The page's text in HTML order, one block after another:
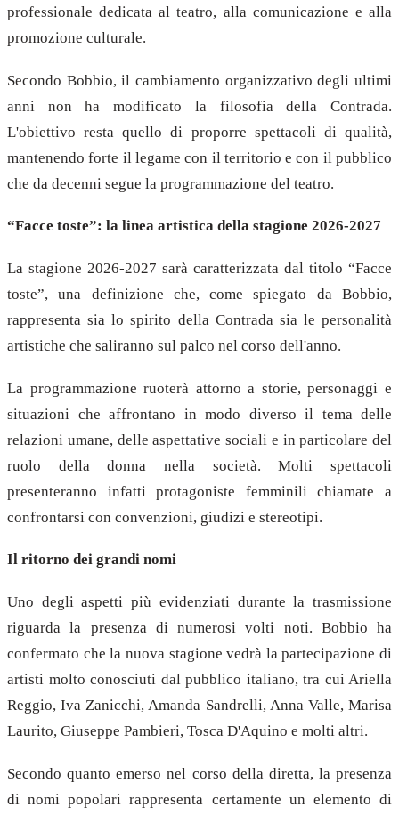
professionale dedicata al teatro, alla comunicazione e alla
promozione culturale.
Secondo Bobbio, il cambiamento organizzativo degli ultimi
anni non ha modificato la filosofia della Contrada.
L'obiettivo resta quello di proporre spettacoli di qualità,
mantenendo forte il legame con il territorio e con il pubblico
che da decenni segue la programmazione del teatro.
“Facce toste”: la linea artistica della stagione 2026-2027
La stagione 2026-2027 sarà caratterizzata dal titolo “Facce
toste”, una definizione che, come spiegato da Bobbio,
rappresenta sia lo spirito della Contrada sia le personalità
artistiche che saliranno sul palco nel corso dell'anno.
La programmazione ruoterà attorno a storie, personaggi e
situazioni che affrontano in modo diverso il tema delle
relazioni umane, delle aspettative sociali e in particolare del
ruolo della donna nella società. Molti spettacoli
presenteranno infatti protagoniste femminili chiamate a
confrontarsi con convenzioni, giudizi e stereotipi.
Il ritorno dei grandi nomi
Uno degli aspetti più evidenziati durante la trasmissione
riguarda la presenza di numerosi volti noti. Bobbio ha
confermato che la nuova stagione vedrà la partecipazione di
artisti molto conosciuti dal pubblico italiano, tra cui Ariella
Reggio, Iva Zanicchi, Amanda Sandrelli, Anna Valle, Marisa
Laurito, Giuseppe Pambieri, Tosca D'Aquino e molti altri.
Secondo quanto emerso nel corso della diretta, la presenza
di nomi popolari rappresenta certamente un elemento di